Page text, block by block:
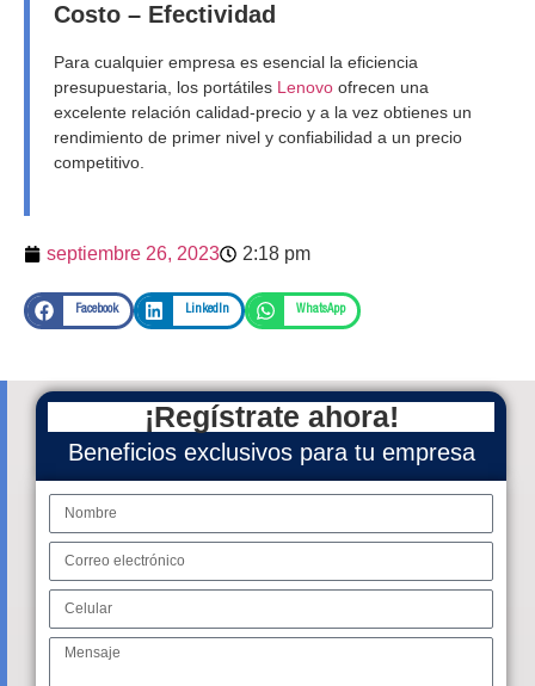
Costo – Efectividad
Para cualquier empresa es esencial la eficiencia
presupuestaria, los portátiles Lenovo ofrecen una
excelente relación calidad-precio y a la vez obtienes un
rendimiento de primer nivel y confiabilidad a un precio
competitivo.
septiembre 26, 2023 2:18 pm
Facebook LinkedIn WhatsApp
¡Regístrate ahora!
Beneficios exclusivos para tu empresa